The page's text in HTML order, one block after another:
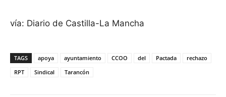
vía: Diario de Castilla-La Mancha
TAGS apoya ayuntamiento CCOO del Pactada
rechazo
RPT
Sindical Tarancón